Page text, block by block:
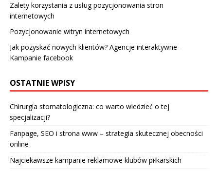
Zalety korzystania z usług pozycjonowania stron
internetowych
Pozycjonowanie witryn internetowych
Jak pozyskać nowych klientów? Agencje interaktywne –
Kampanie facebook
OSTATNIE WPISY
Chirurgia stomatologiczna: co warto wiedzieć o tej
specjalizacji?
Fanpage, SEO i strona www – strategia skutecznej obecności
online
Najciekawsze kampanie reklamowe klubów piłkarskich